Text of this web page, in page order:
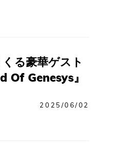
る豪華ゲスト
Of Genesys』
2025/06/02